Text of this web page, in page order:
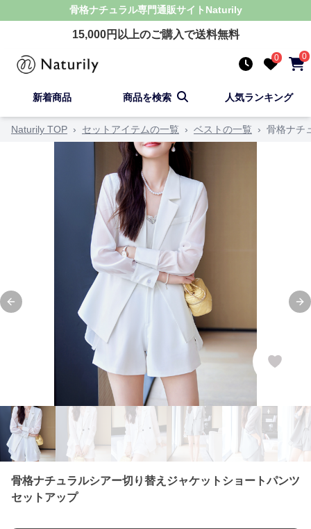
骨格ナチュラル専門通販サイト Naturily
15,000円以上のご購入で送料無料
0 0
新着商品 商品を検索 人気ランキング
Naturily TOP › セットアイテムの一覧 › ベストの一覧 › 骨格ナチ
Previous slide
骨格ナチュラルシアー切り替えジャケットショートパンツ
セットアップ